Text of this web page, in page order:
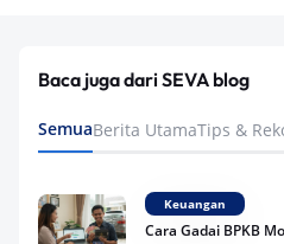
Baca juga dari SEVA blog
SemuaBerita UtamaTips &
Keuangan
Cara Gadai BPKB